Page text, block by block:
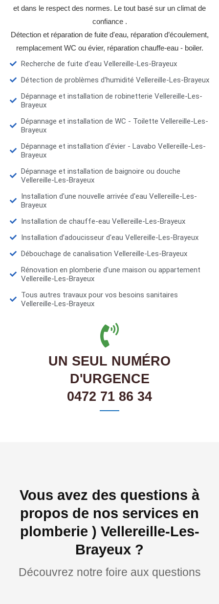
et dans le respect des normes. Le tout basé sur un climat de
confiance .
Détection et réparation de fuite d'eau, réparation d’écoulement,
remplacement WC ou évier, réparation chauffe-eau - boiler.
Recherche de fuite d’eau Vellereille-Les-Brayeux
Détection de problèmes d'humidité Vellereille-Les-Brayeux
Dépannage et installation de robinetterie Vellereille-Les-
Brayeux
Dépannage et installation de WC - Toilette Vellereille-Les-
Brayeux
Dépannage et installation d'évier - Lavabo Vellereille-Les-
Brayeux
Dépannage et installation de baignoire ou douche
Vellereille-Les-Brayeux
Installation d'une nouvelle arrivée d'eau Vellereille-Les-
Brayeux
Installation de chauffe-eau Vellereille-Les-Brayeux
Installation d’adoucisseur d'eau Vellereille-Les-Brayeux
Débouchage de canalisation Vellereille-Les-Brayeux
Rénovation en plomberie d'une maison ou appartement
Vellereille-Les-Brayeux
Tous autres travaux pour vos besoins sanitaires
Vellereille-Les-Brayeux
UN SEUL NUMÉRO
D'URGENCE
0472 71 86 34
Vous avez des questions à
propos de nos services en
plomberie ) Vellereille-Les-
Brayeux ?
Découvrez notre foire aux questions